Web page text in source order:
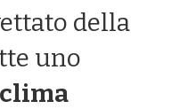
della